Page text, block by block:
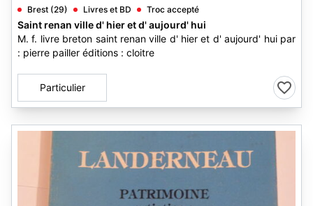
Brest (29) Livres et BD Troc accepté
Saint renan ville d' hier et d' aujourd' hui
M. f. livre breton saint renan ville d' hier et d' aujourd' hui par
: pierre pailler éditions : cloitre
Particulier